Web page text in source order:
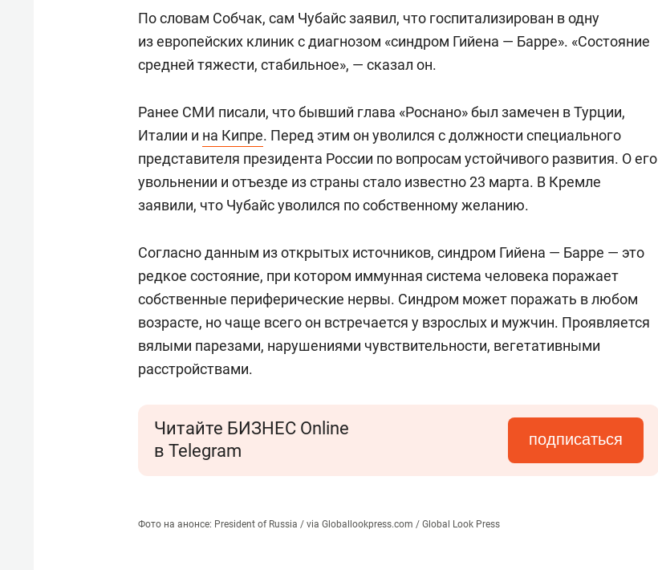
По словам Собчак, сам Чубайс заявил, что госпитализирован в одну
из европейских клиник с диагнозом «синдром Гийена — Барре». «Состояние
средней тяжести, стабильное», — сказал он.
Ранее СМИ писали, что бывший глава «Роснано» был замечен в Турции,
Италии и на Кипре. Перед этим он уволился с должности специального
представителя президента России по вопросам устойчивого развития. О его
увольнении и отъезде из страны стало известно 23 марта. В Кремле
заявили, что Чубайс уволился по собственному желанию.
Согласно данным из открытых источников, синдром Гийена — Барре — это
редкое состояние, при котором иммунная система человека поражает
собственные периферические нервы. Синдром может поражать в любом
возрасте, но чаще всего он встречается у взрослых и мужчин. Проявляется
вялыми парезами, нарушениями чувствительности, вегетативными
расстройствами.
Читайте БИЗНЕС Online
в Telegram
подписаться
Фото на анонсе: President of Russia / via Globallookpress.com / Global Look Press